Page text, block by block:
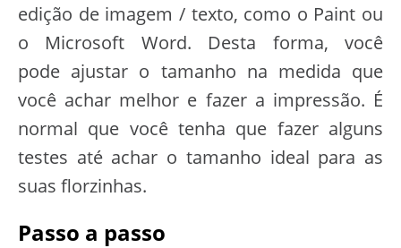
edição de imagem / texto, como o Paint ou
o Microsoft Word. Desta forma, você
pode ajustar o tamanho na medida que
você achar melhor e fazer a impressão. É
normal que você tenha que fazer alguns
testes até achar o tamanho ideal para as
suas florzinhas.
Passo a passo